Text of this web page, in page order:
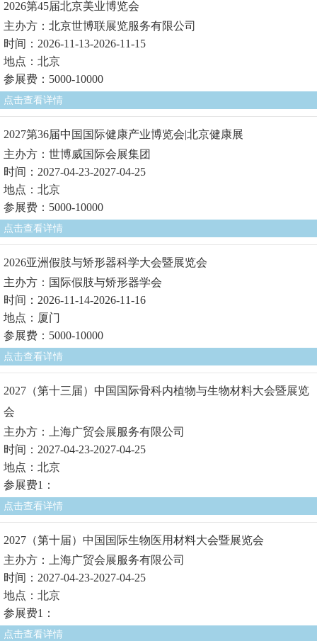
2026第45届北京美业博览会
主办方：北京世博联展览服务有限公司
时间：2026-11-13-2026-11-15
地点：北京
参展费：5000-10000
点击查看详情
2027第36届中国国际健康产业博览会|北京健康展
主办方：世博威国际会展集团
时间：2027-04-23-2027-04-25
地点：北京
参展费：5000-10000
点击查看详情
2026亚洲假肢与矫形器科学大会暨展览会
主办方：国际假肢与矫形器学会
时间：2026-11-14-2026-11-16
地点：厦门
参展费：5000-10000
点击查看详情
2027（第十三届）中国国际骨科内植物与生物材料大会暨展览
会
主办方：上海广贸会展服务有限公司
时间：2027-04-23-2027-04-25
地点：北京
参展费1：
点击查看详情
2027（第十届）中国国际生物医用材料大会暨展览会
主办方：上海广贸会展服务有限公司
时间：2027-04-23-2027-04-25
地点：北京
参展费1：
点击查看详情